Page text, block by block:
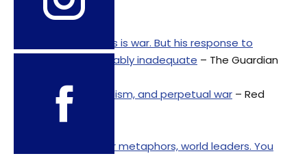
Statesman
Johnson says this is war. But his response to
Covid-19 is laughably inadequate – The Guardian
COVID-19, capitalism, and perpetual war – Red
Lay off those war metaphors, world leaders. You